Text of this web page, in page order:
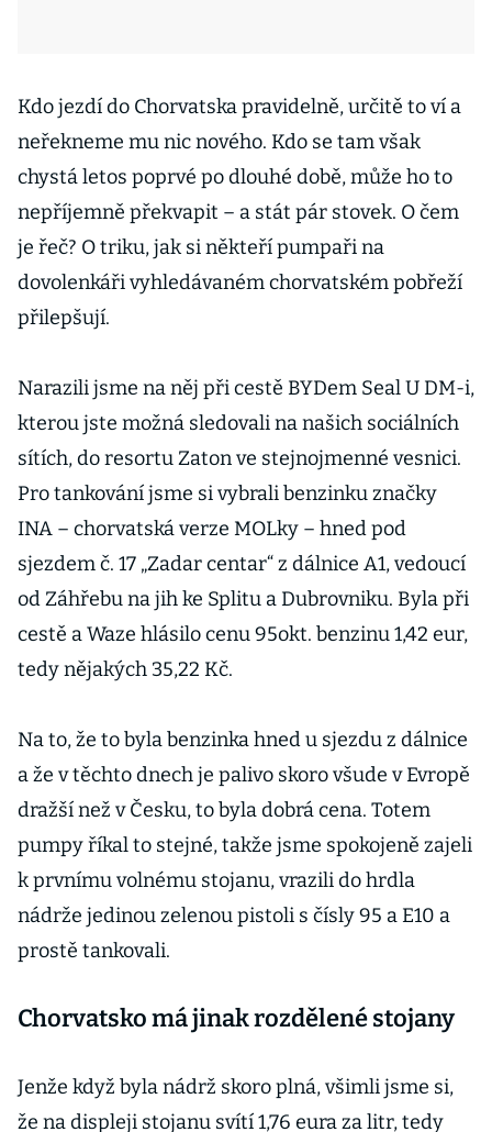
Kdo jezdí do Chorvatska pravidelně, určitě to ví a
neřekneme mu nic nového. Kdo se tam však
chystá letos poprvé po dlouhé době, může ho to
nepříjemně překvapit – a stát pár stovek. O čem
je řeč? O triku, jak si někteří pumpaři na
dovolenkáři vyhledávaném chorvatském pobřeží
přilepšují.
Narazili jsme na něj při cestě BYDem Seal U DM-i,
kterou jste možná sledovali na našich sociálních
sítích, do resortu Zaton ve stejnojmenné vesnici.
Pro tankování jsme si vybrali benzinku značky
INA – chorvatská verze MOLky – hned pod
sjezdem č. 17 „Zadar centar“ z dálnice A1, vedoucí
od Záhřebu na jih ke Splitu a Dubrovniku. Byla při
cestě a Waze hlásilo cenu 95okt. benzinu 1,42 eur,
tedy nějakých 35,22 Kč.
Na to, že to byla benzinka hned u sjezdu z dálnice
a že v těchto dnech je palivo skoro všude v Evropě
dražší než v Česku, to byla dobrá cena. Totem
pumpy říkal to stejné, takže jsme spokojeně zajeli
k prvnímu volnému stojanu, vrazili do hrdla
nádrže jedinou zelenou pistoli s čísly 95 a E10 a
prostě tankovali.
Chorvatsko má jinak rozdělené stojany
Jenže když byla nádrž skoro plná, všimli jsme si,
že na displeji stojanu svítí 1,76 eura za litr, tedy